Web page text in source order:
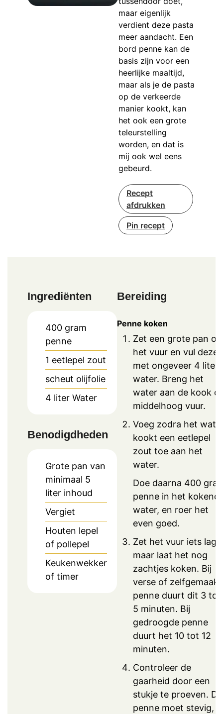
maar eigenlijk
verdient deze pasta
meer aandacht. Een
bord penne kan de
basis zijn voor een
heerlijke maaltijd,
maar als je de pasta
op de verkeerde
manier kookt, kan
het ook een grote
teleurstelling
worden, en dat is
mij ook wel eens
gebeurd.
Recept
afdrukken
Pin recept
Ingrediënten
400 gram
penne
1 eetlepel zout
scheut olijfolie
4 liter Water
Benodigdheden
Grote pan van
minimaal 5
liter inhoud
Vergiet
Houten lepel
of pollepel
Keukenwekker
of timer
Bereiding
Penne koken
Zet een grote pan op
het vuur en vul deze
met ongeveer 4 liter
water. Breng het
water aan de kook
middelhoog vuur.
Voeg zodra het
kookt een eetlepel
zout toe aan het
water.
Doe daarna 400
penne in het
water, en roer het
even goed.
Zet het vuur iets
maar laat het nog
zachtjes koken. Bij
verse of
penne duurt dit 3 tot
5 minuten. Bij
gedroogde penne
duurt het 10 tot 12
minuten.
Controleer de
gaarheid door een
stukje te proeven. De
penne moet stevig,